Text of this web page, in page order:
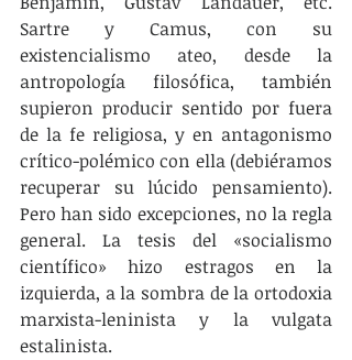
Sartre y Camus, con su
existencialismo ateo, desde la
antropología filosófica, también
supieron producir sentido por fuera
de la fe religiosa, y en antagonismo
crítico-polémico con ella (debiéramos
recuperar su lúcido pensamiento).
Pero han sido excepciones, no la regla
general. La tesis del «socialismo
científico» hizo estragos en la
izquierda, a la sombra de la ortodoxia
marxista-leninista y la vulgata
estalinista.